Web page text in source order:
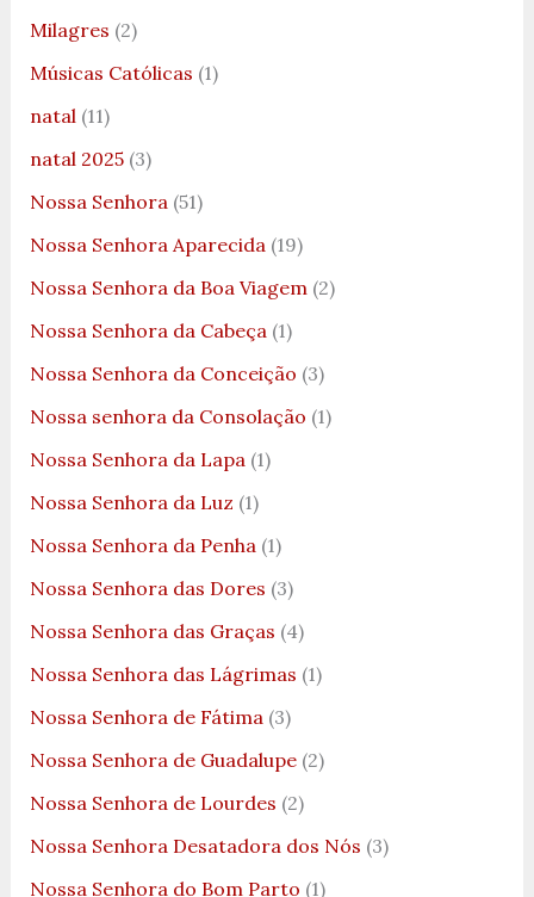
Milagres (2)
Músicas Católicas (1)
natal(11)
natal 2025(3)
Nossa Senhora(51)
Nossa Senhora Aparecida(19)
Nossa Senhora da Boa Viagem(2)
Nossa Senhora da Cabeça(1)
Nossa Senhora da Conceição (3)
Nossa senhora da Consolação (1)
Nossa Senhora da Lapa(1)
Nossa Senhora da Luz (1)
Nossa Senhora da Penha(1)
Nossa Senhora das Dores (3)
Nossa Senhora das Graças (4)
Nossa Senhora das Lágrimas (1)
Nossa Senhora de Fátima(3)
Nossa Senhora de Guadalupe(2)
Nossa Senhora de Lourdes (2)
Nossa Senhora Desatadora dos Nós (3)
Nossa Senhora do Bom Parto (1)